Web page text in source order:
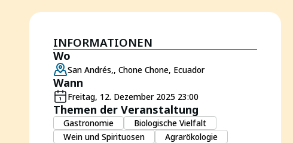
INFORMATIONEN
Wo
San Andrés,, Chone Chone, Ecuador
Wann
Freitag, 12. Dezember 2025 23:00
Themen der Veranstaltung
Gastronomie
Biologische Vielfalt
Wein und Spirituosen
Agrarökologie